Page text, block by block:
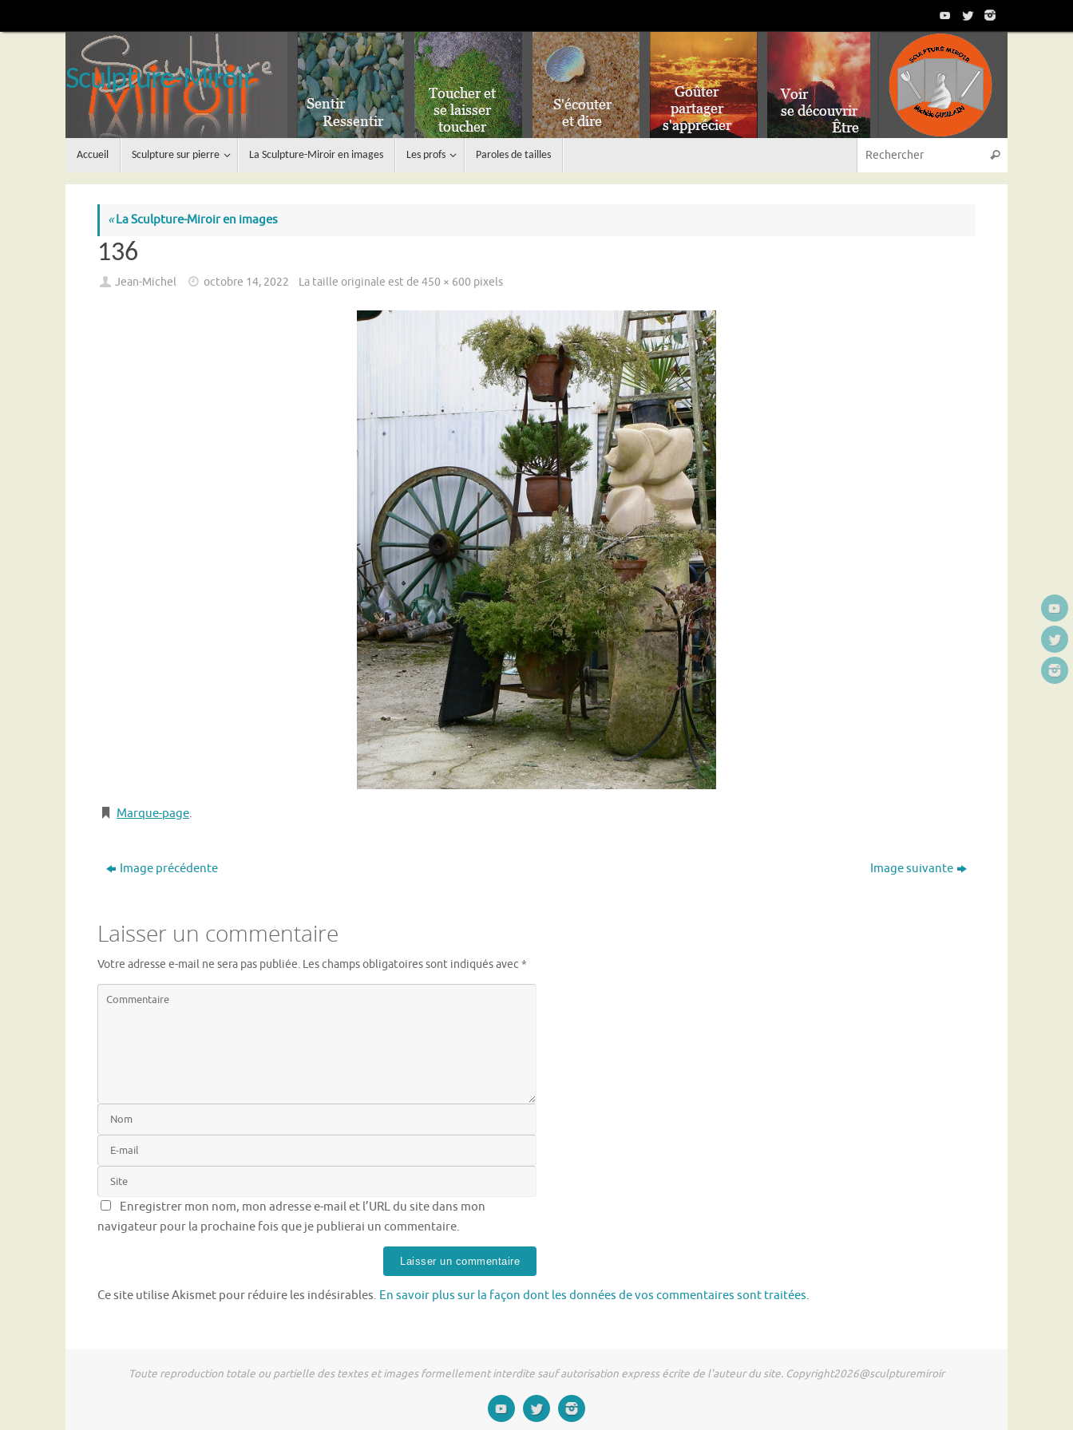
au
Sculpture-Miroir
Accueil Sculpture sur pierre La Sculpture-Miroir en images Les profs Paroles de tailles Rechercher
«La Sculpture-Miroir en images
136
Jean-Michel octobre 14, 2022 La taille originale est de450 × 600 pixels
Marque-page.
Image précédente Image suivante
Laisser un commentaire
Votre adresse e-mail ne sera pas publiée. Les champs obligatoires sont indiqués avec *
Enregistrer mon nom, mon adresse e-mail et l’URL du site dans mon
navigateur pour la prochaine fois que je publierai un commentaire.
Ce site utilise Akismet pour réduire les indésirables. En savoir plus sur la façon dont les données de vos commentaires sont traitées.
Toute reproduction totale ou partielle des textes et images formellement interdite sauf autorisation express écrite de l'auteur du site. Copyright2026@sculpturemiroir